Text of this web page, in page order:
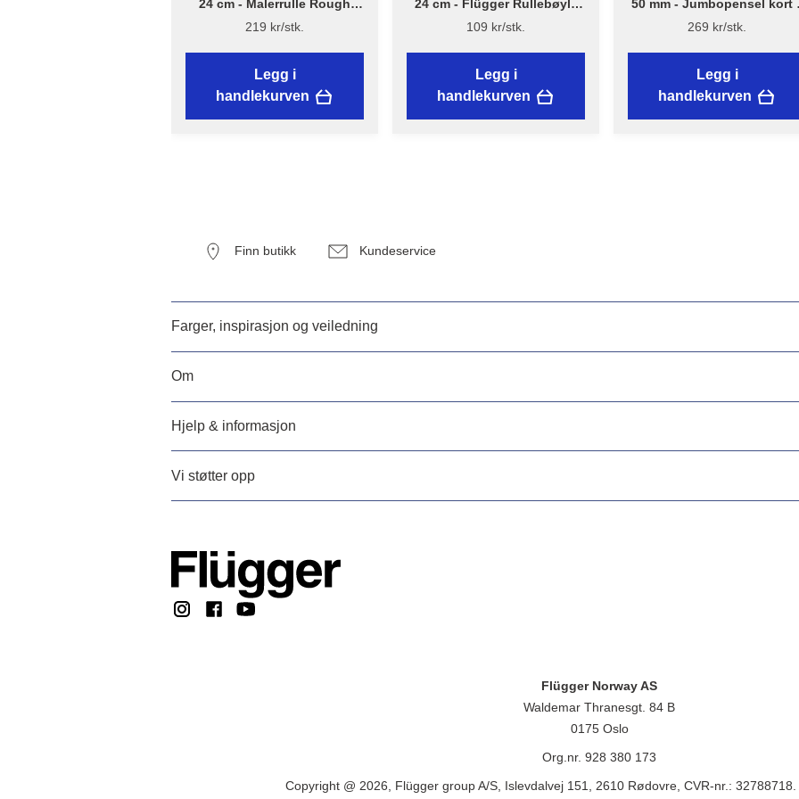
24 cm - Malerrulle Rough
Quick – Flügger Excellence
219 kr/stk.
Legg i
handlekurven
24 cm - Flügger Rullebøyle
kort - NYTT DESIGN
109 kr/stk.
Legg i
handlekurven
50 mm - Jumbopensel kort
Flügger Excellence
269 kr/stk.
Legg i
handlekurven
Finn butikk Kundeservice
Farger, inspirasjon og veiledning
Om
Hjelp & informasjon
Vi støtter opp
Flügger Norway AS
Waldemar Thranesgt. 84 B
0175 Oslo
Org.nr. 928 380 173
Copyright @ 2026, Flügger group A/S, Islevdalvej 151, 2610 Rødovre, CVR-nr.: